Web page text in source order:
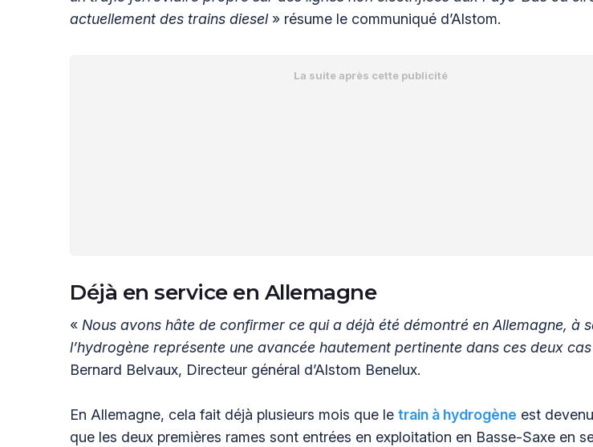
actuellement des trains diesel » résume le communiqué d’Alstom.
Déjà en service en Allemagne
« Nous avons hâte de confirmer ce qui a déjà été démontré en Allemagne, à
l’hydrogène représente une avancée hautement pertinente dans ces deux cas
Bernard Belvaux, Directeur général d’Alstom Benelux.
En Allemagne, cela fait déjà plusieurs mois que le train à hydrogène est
que les deux premières rames sont entrées en exploitation en Basse-Saxe en